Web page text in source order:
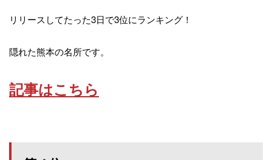
リリースしてたった3日で3位にランキング！
隠れた熊本の名所です。
記事はこちら